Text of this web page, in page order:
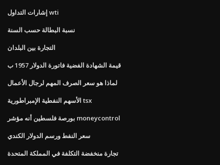
إشارات التداول wti
نسبة البطالة حسب السنة
التجارة بين البلدان
قيمة الشهادة الفضية فاتورة الدولار 1957 ب
لماذا هو سعر الصرف المهم لرجال الأعمال
الأسهم النفطية الإمبراطورية tsx
بورصة فلسطين أنه مؤشر moneycontrol
سعر النفط ورسم الدولار الكندي
تجارة منخفضة التكلفة في المملكة المتحدة